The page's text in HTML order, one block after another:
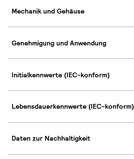
Mechanik und Gehäuse
Genehmigung und Anwendung
Initialkennwerte (IEC-konform)
Lebensdauerkennwerte (IEC-konform)
Daten zur Nachhaltigkeit